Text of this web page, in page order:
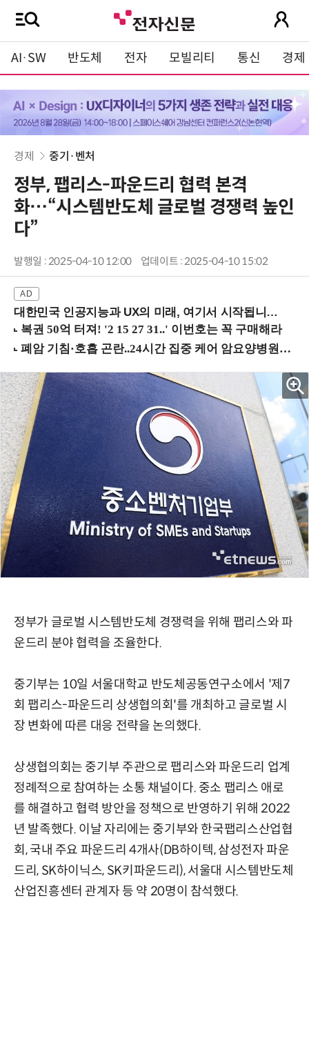
AI·SW 반도체 전자 모빌리티 통신 경제
경제 중기·벤처
정부, 팹리스-파운드리 협력 본격
화…“시스템반도체 글로벌 경쟁력 높인
다”
발행일 : 2025-04-10 12:00 업데이트 : 2025-04-10 15:02
대한민국 인공지능과 UX의 미래, 여기서 시작됩니다! (9/2 강남역)
정부가 글로벌 시스템반도체 경쟁력을 위해 팹리스와 파
운드리 분야 협력을 조율한다.
중기부는 10일 서울대학교 반도체공동연구소에서 '제7
회 팹리스-파운드리 상생협의회'를 개최하고 글로벌 시
장 변화에 따른 대응 전략을 논의했다.
상생협의회는 중기부 주관으로 팹리스와 파운드리 업계
정례적으로 참여하는 소통 채널이다. 중소 팹리스 애로
를 해결하고 협력 방안을 정책으로 반영하기 위해 2022
년 발족했다. 이날 자리에는 중기부와 한국팹리스산업협
회, 국내 주요 파운드리 4개사(DB하이텍, 삼성전자 파운
드리, SK하이닉스, SK키파운드리), 서울대 시스템반도체
산업진흥센터 관계자 등 약 20명이 참석했다.